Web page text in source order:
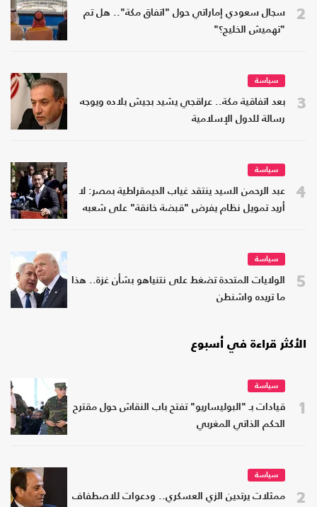
2
سجال سعودي إماراتي حول "اتفاق مكة".. هل تم
"تهميش الخليج؟"
3
سياسة
بعد اتفاقية مكة.. عراقجي يشيد بجيش بلاده ويوجه
رسالة للدول الإسلامية
4
سياسة
عبد الرحمن السيد ينتقد غياب الديمقراطية بمصر: لا
أريد تمويل نظام يفرض "قبضة خانقة" على شعبه
5
سياسة
الولايات المتحدة تضغط على نتنياهو بشأن غزة.. هذا
ما تريده واشنطن
الأكثر قراءة في أسبوع
1
سياسة
قيادات بـ "البوليساريو" تفتح باب النقاش حول مقترح
الحكم الذاتي المغربي
2
سياسة
ممثلات يرتدين الزي العسكري.. ودعوات للاصطفاف